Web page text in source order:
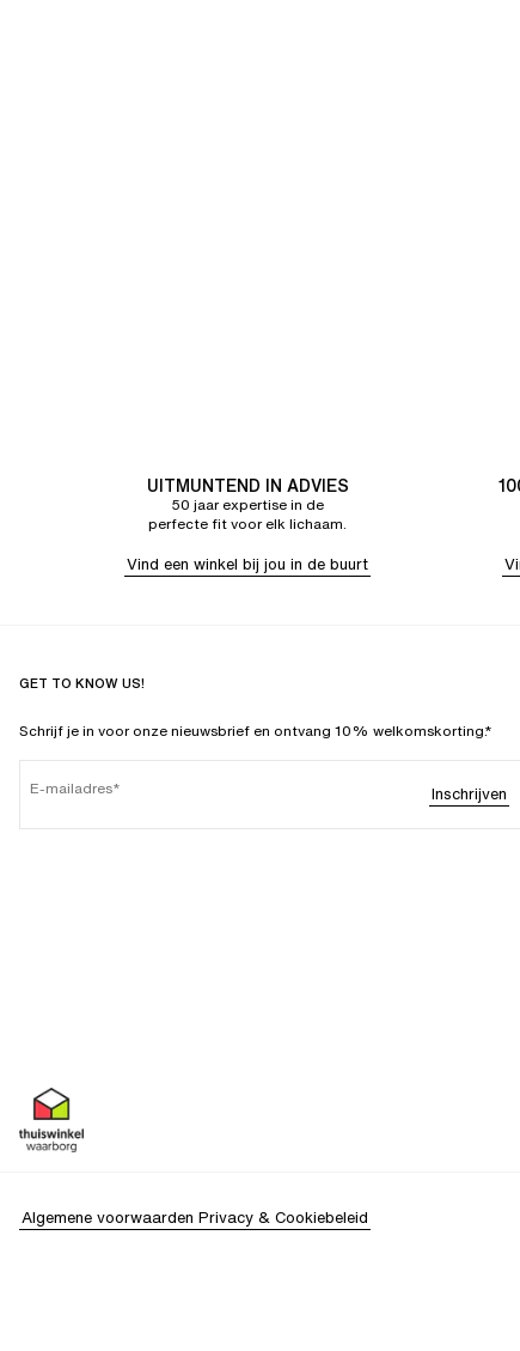
UITMUNTEND IN ADVIES
50 jaar expertise in de
perfecte fit voor elk lichaam.
Vind een winkel bij jou in de buurt
GET TO KNOW US!
Schrijf je in voor onze nieuwsbrief en ontvang 10% welkomskorting.*
E-mailadres Inschrijven
Algemene voorwaarden Privacy & Cookiebeleid